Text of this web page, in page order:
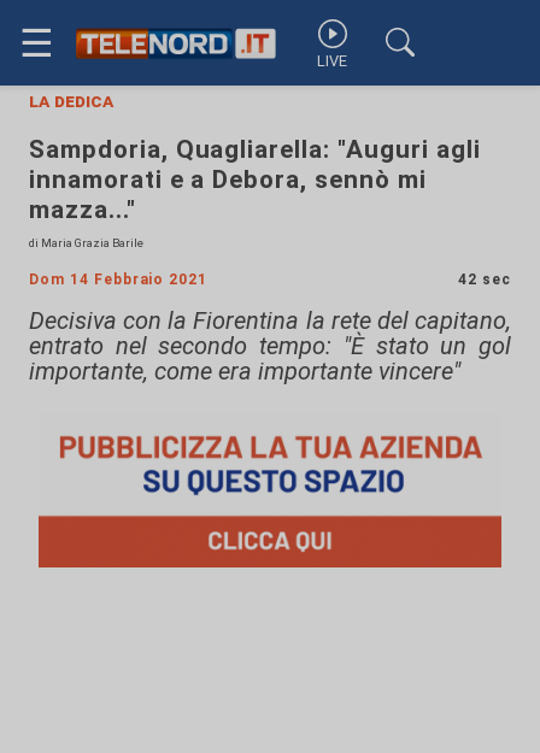
☰ LIVE
la dedica
Sampdoria, Quagliarella: "Auguri agli
innamorati e a Debora, sennò mi
mazza..."
di Maria Grazia Barile
Dom 14 Febbraio 2021 42 sec
Decisiva con la Fiorentina la rete del capitano,
entrato nel secondo tempo: "È stato un gol
importante, come era importante vincere"